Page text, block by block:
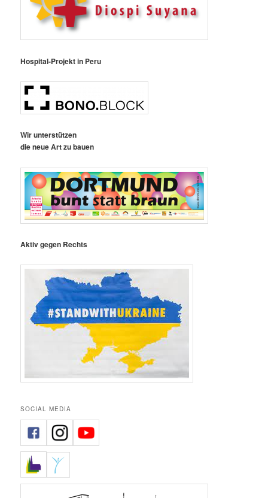
Hospital-Projekt in Peru
Wir unterstützen
die neue Art zu bauen
Aktiv gegen Rechts
SOCIAL MEDIA